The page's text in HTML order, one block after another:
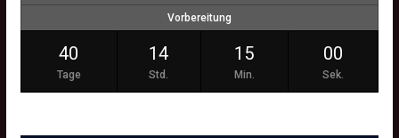
Vorbereitung
40
Tage
14
Std.
14
Min.
59
Sek.